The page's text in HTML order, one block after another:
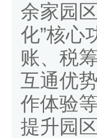
余家园
化”核心
账、税
互通优
作体验
提升园